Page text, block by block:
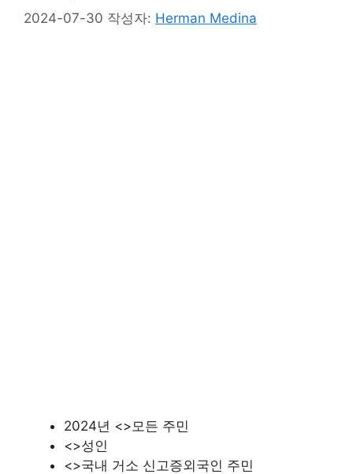
2024-07-30 작성자: Herman Medina
2024년 <>모든 주민
<>성인
<>국내 거소 신고증외국인 주민